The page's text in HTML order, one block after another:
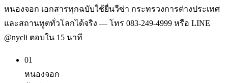
หนองจอก เอกสารทุกฉบับใช้ยื่นวีซ่า กระทรวงการต่างประเทศ
และสถานทูตทั่วโลกได้จริง — โทร 083-249-4999 หรือ LINE
@nycli ตอบใน 15 นาที
01
หนองจอก